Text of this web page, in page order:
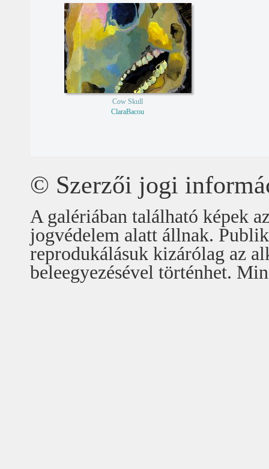
Cow Skull
ClaraBacou
© Szerzői jogi
A galériában található képek
jogvédelem alatt állnak.
reprodukálásuk kizárólag az
beleegyezésével történhet.